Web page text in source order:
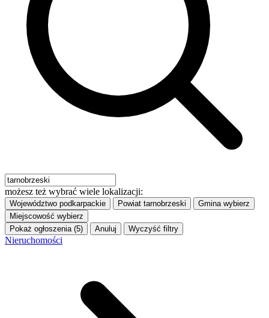
możesz też wybrać wiele lokalizacji:
Województwo podkarpackie Powiat tarnobrzeski Gmina wybierz
Miejscowość wybierz
Pokaż ogłoszenia (5)
Anuluj Wyczyść filtry
Nieruchomości